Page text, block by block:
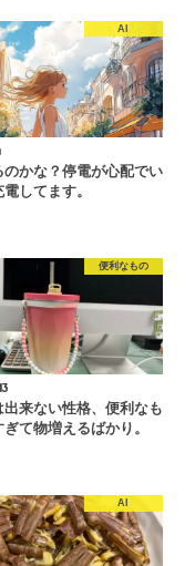
AI
のかな？停電が心配でい
してます。
便利なもの
出来ない性格、便利なも
て物増えるばかり。
AI